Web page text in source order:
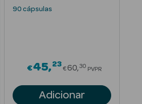
from
Stress Dieta
90 cápsulas
€45 23Price reduced
€60 30 PVPR
Adicionar